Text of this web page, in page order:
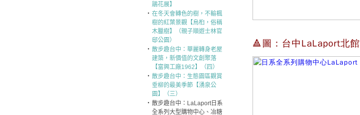
鵑花展】
‧ 在冬天會轉色的樹，不輸楓
樹的紅葉景觀【烏桕，俗稱
木臘樹】（親子順遊士林官
邸公園）
‧ 散步趣台中：華麗轉身老屋
建築，新價值的文創聚落
【富興工廠1962】（四）
‧ 散步趣台中：生態園區觀賞
垂柳的最美季節【湧泉公
園】（三）
‧ 散步趣台中：LaLaport日系
全系列大型購物中心、冶糖
🔺圖：台中LaLaport北館